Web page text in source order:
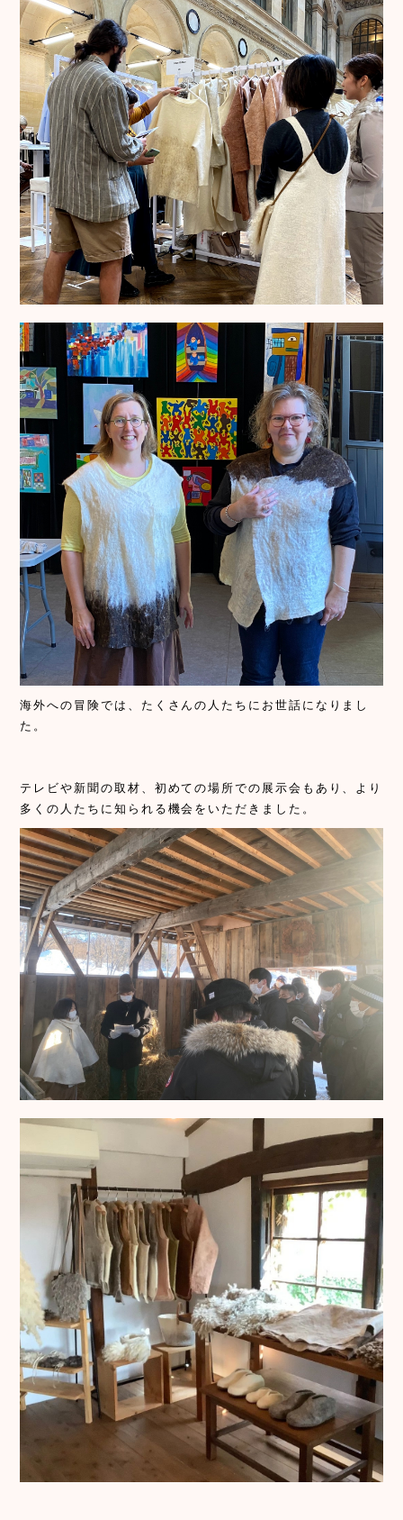
海外への冒険では、たくさんの人たちにお世話になりまし
た。
テレビや新聞の取材、初めての場所での展示会もあり、より
多くの人たちに知られる機会をいただきました。